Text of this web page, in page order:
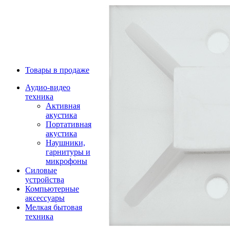
Товары в продаже
Аудио-видео
техника
Активная
акустика
Портативная
акустика
Наушники,
гарнитуры и
микрофоны
Силовые
устройства
Компьютерные
аксессуары
Мелкая бытовая
техника